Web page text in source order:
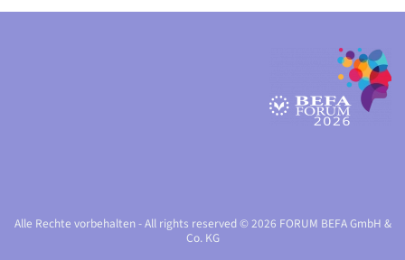
Alle Rechte vorbehalten - All rights reserved © 2026 FORUM BEFA GmbH &
Co. KG